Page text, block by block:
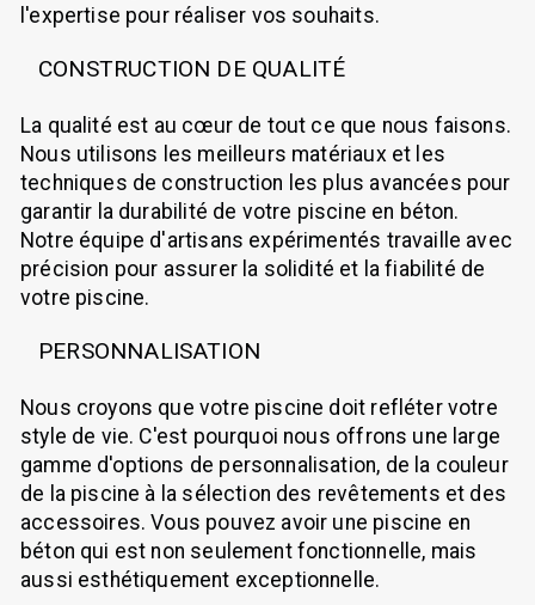
l'expertise pour réaliser vos souhaits.
CONSTRUCTION DE QUALITÉ
La qualité est au cœur de tout ce que nous faisons.
Nous utilisons les meilleurs matériaux et les
techniques de construction les plus avancées pour
garantir la durabilité de votre piscine en béton.
Notre équipe d'artisans expérimentés travaille avec
précision pour assurer la solidité et la fiabilité de
votre piscine.
PERSONNALISATION
Nous croyons que votre piscine doit refléter votre
style de vie. C'est pourquoi nous offrons une large
gamme d'options de personnalisation, de la couleur
de la piscine à la sélection des revêtements et des
accessoires. Vous pouvez avoir une piscine en
béton qui est non seulement fonctionnelle, mais
aussi esthétiquement exceptionnelle.